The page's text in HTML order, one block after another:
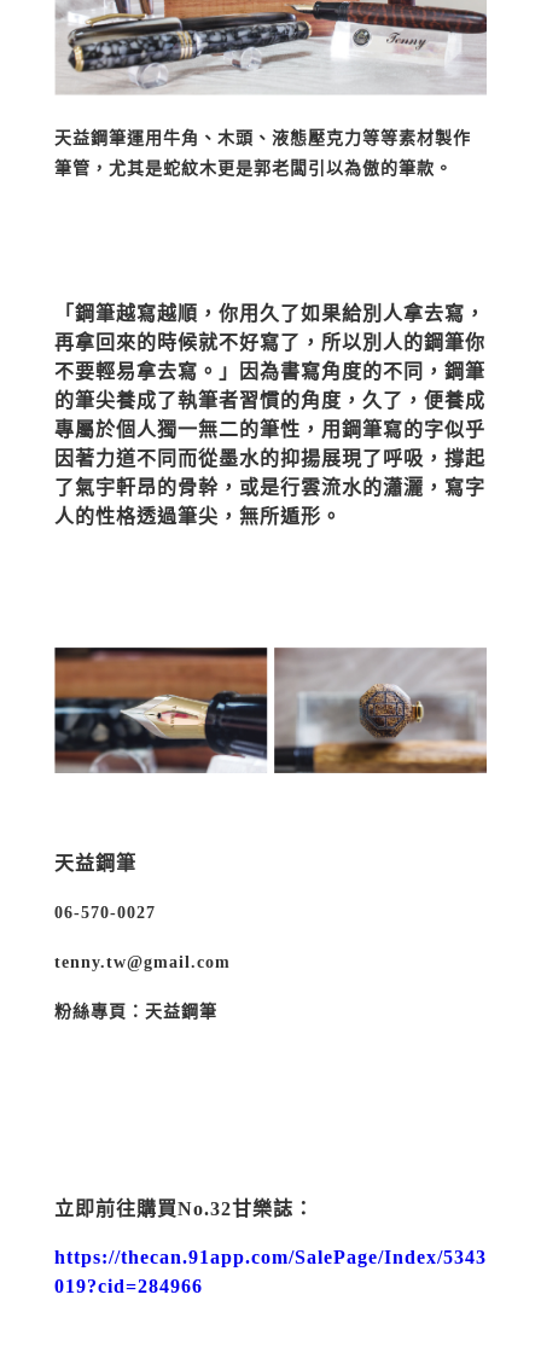
天益鋼筆運用牛角、木頭、液態壓克力等等素材製作
筆管，尤其是蛇紋木更是郭老闆引以為傲的筆款。
「鋼筆越寫越順，你用久了如果給別人拿去寫，
再拿回來的時候就不好寫了，所以別人的鋼筆你
不要輕易拿去寫。」因為書寫角度的不同，鋼筆
的筆尖養成了執筆者習慣的角度，久了，便養成
專屬於個人獨一無二的筆性，用鋼筆寫的字似乎
因著力道不同而從墨水的抑揚展現了呼吸，撐起
了氣宇軒昂的骨幹，或是行雲流水的瀟灑，寫字
人的性格透過筆尖，無所遁形。
天益鋼筆
06-570-0027
tenny.tw@gmail.com
粉絲專頁：天益鋼筆
立即前往購買No.32甘樂誌：
https://thecan.91app.com/SalePage/Index/5343
019?cid=284966